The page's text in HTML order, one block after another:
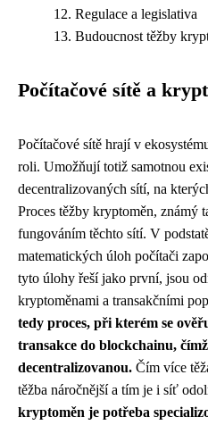
Regulace a legislativa
Budoucnost těžby
Počítačové sítě a
Počítačové sítě hrají v
roli. Umožňují totiž samotnou
decentralizovaných sítí, na
Proces těžby kryptoměn, známý
fungováním těchto sítí. V
matematických úloh počítači
tyto úlohy řeší jako první, jsou
kryptoměnami a transakčními
tedy proces, při kterém se
transakce do blockchainu,
decentralizovanou. Čím více
těžba náročnější a tím je i síť
kryptoměn je potřeba